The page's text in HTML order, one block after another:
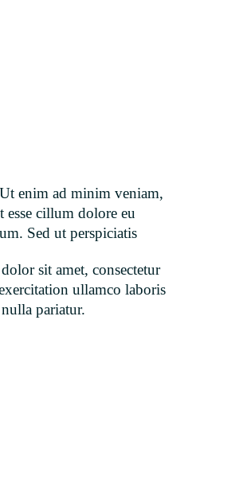
enim ad minim veniam,
cillum dolore eu
Sed ut perspiciatis
sit amet, consectetur
ullamco laboris
pariatur.